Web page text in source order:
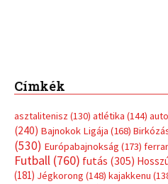
Címkék
asztalitenisz (130) atlétika (144)
(240) Bajnokok Ligája (168)
(530) Európabajnokság (173)
Futball (760) futás (305)
(181) Jégkorong (148) kajakkenu